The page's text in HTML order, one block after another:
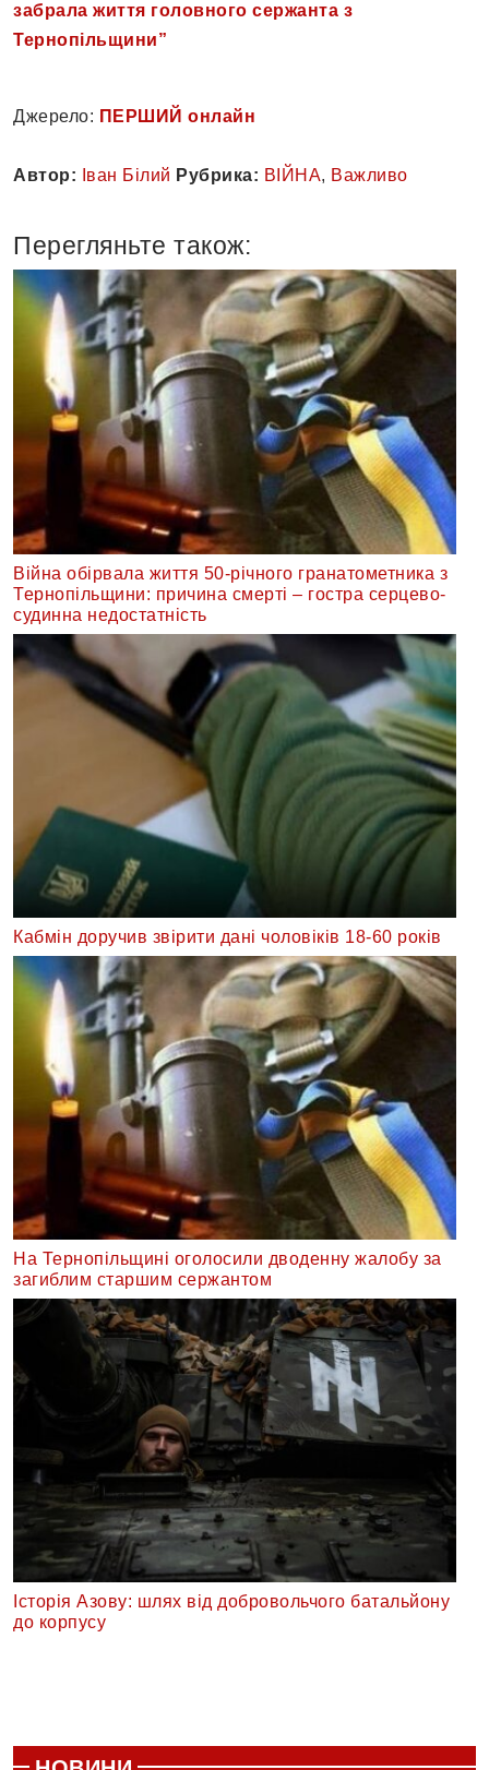
забрала життя головного сержанта з
Тернопільщини”
Джерело: ПЕРШИЙ онлайн
Автор: Іван Білий Рубрика: ВІЙНА, Важливо
Перегляньте також:
Війна обірвала життя 50-річного гранатометника з
Тернопільщини: причина смерті – гостра серцево-
судинна недостатність
Кабмін доручив звірити дані чоловіків 18-60 років
На Тернопільщині оголосили дводенну жалобу за
загиблим старшим сержантом
Історія Азову: шлях від добровольчого батальйону
до корпусу